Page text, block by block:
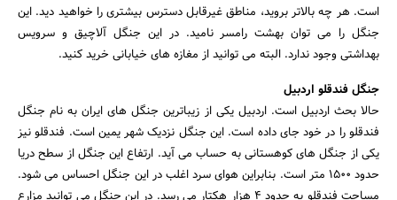
جستجو
است. هر چه بالاتر بروید، مناطق غیرقابل دسترس بیشتری را خواهید دید. این
جنگل را می توان بهشت ​​رامسر نامید. در این جنگل آلاچیق و سرویس
بهداشتی وجود ندارد. البته می توانید از مغازه های خیابانی خرید کنید.
جنگل فندقلو اردبیل
حالا بحث اردبیل است. اردبیل یکی از زیباترین جنگل های ایران به نام جنگل
فندقلو را در خود جای داده است. این جنگل نزدیک شهر یمین است. فندقلو نیز
یکی از جنگل های کوهستانی به حساب می آید. ارتفاع این جنگل از سطح دریا
حدود 1500 متر است. بنابراین هوای سرد اغلب در این جنگل احساس می شود.